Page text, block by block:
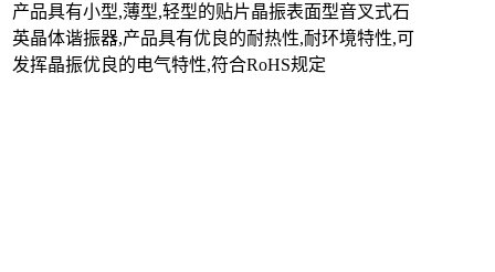
产品具有小型,薄型,轻型的贴片晶振表面型音叉式石
英晶体谐振器,产品具有优良的耐热性,耐环境特性,可
发挥晶振优良的电气特性,符合RoHS规定